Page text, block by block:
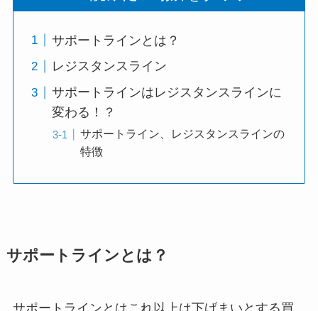
サポートラインとは？
レジスタンスライン
サポートラインはレジスタンスラインに
変わる！？
サポートライン、レジスタンスラインの
特徴
サポートラインとは？
サポートラインとはこれ以上は下げまいとする買